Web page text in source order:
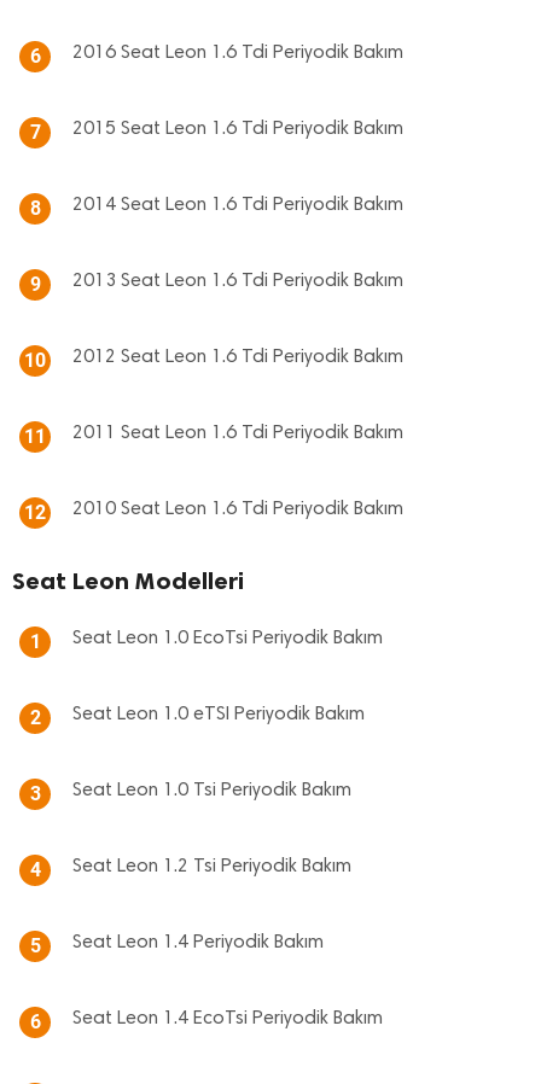
6 2016 Seat Leon 1.6 Tdi Periyodik Bakım
7 2015 Seat Leon 1.6 Tdi Periyodik Bakım
8 2014 Seat Leon 1.6 Tdi Periyodik Bakım
9 2013 Seat Leon 1.6 Tdi Periyodik Bakım
10 2012 Seat Leon 1.6 Tdi Periyodik Bakım
11 2011 Seat Leon 1.6 Tdi Periyodik Bakım
12 2010 Seat Leon 1.6 Tdi Periyodik Bakım
Seat Leon Modelleri
1 Seat Leon 1.0 EcoTsi Periyodik Bakım
2 Seat Leon 1.0 eTSI Periyodik Bakım
3 Seat Leon 1.0 Tsi Periyodik Bakım
4 Seat Leon 1.2 Tsi Periyodik Bakım
5 Seat Leon 1.4 Periyodik Bakım
6 Seat Leon 1.4 EcoTsi Periyodik Bakım